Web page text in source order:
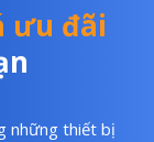
ưu đãi
những thiết bị